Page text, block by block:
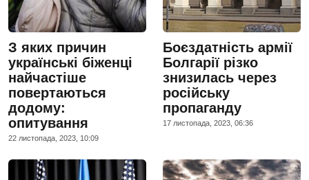
З яких причин
українські біженці
найчастіше
повертаються
додому:
опитування
22 листопада, 2023, 10:09
Боєздатність армії
Болгарії різко
знизилась через
російську
пропаганду
17 листопада, 2023, 06:36